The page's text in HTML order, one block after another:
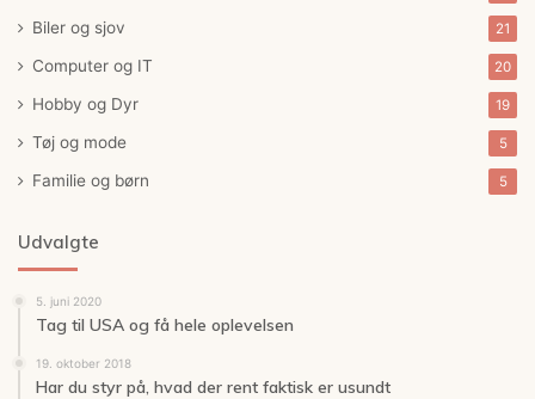
Biler og sjov 21
Computer og IT 20
Hobby og Dyr 19
Tøj og mode 5
Familie og børn 5
Udvalgte
5. juni 2020
Tag til USA og få hele oplevelsen
19. oktober 2018
Har du styr på, hvad der rent faktisk er usundt